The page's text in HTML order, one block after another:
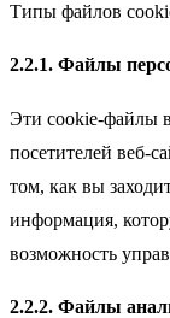
Типы файлов
2.2.1. Файлы
Эти cookie-файлы
посетителей веб-
том, как вы
информация,
возможность
2.2.2. Файлы